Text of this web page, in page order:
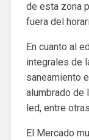
de esta zona
fuera del
En cuanto al
integrales de
saneamiento
alumbrado de
led, entre
El Mercado